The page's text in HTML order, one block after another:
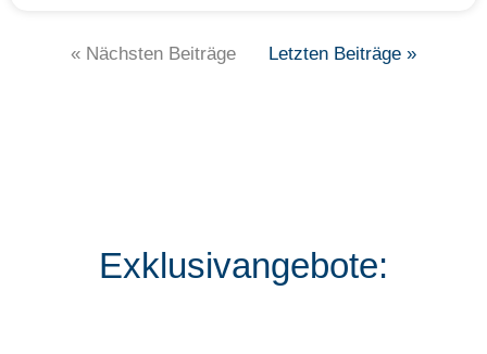
« Nächsten Beiträge Letzten Beiträge »
Exklusivangebote: